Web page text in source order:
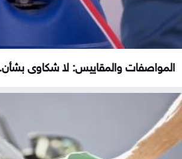
المواصفات والمقاييس: لا شكاوى